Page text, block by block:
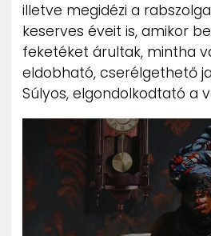
illetve megidézi a
keserves éveit is, amikor
feketéket árultak, mintha
eldobható, cserélgethető
Súlyos, elgondolkodtató a